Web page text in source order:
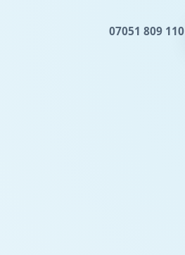
07051 809 110